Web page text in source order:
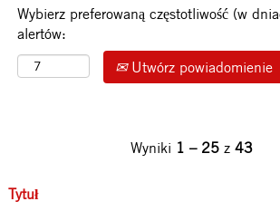
Wybierz preferowaną częstotliwość (w
alertów:
Utwórz powiadomienie
Wyniki 1 – 25 z 43
Tytuł